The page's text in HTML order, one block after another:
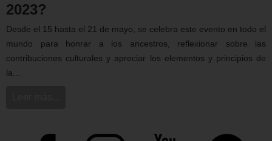
2023?
Desde el 15 hasta el 21 de mayo, se celebra este evento en todo el
mundo para honrar a los ancestros, reflexionar sobre las
contribuciones culturales y apreciar los elementos y principios de
la...